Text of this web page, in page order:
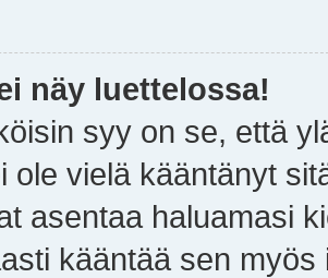
näy luettelossa!
syy on se, että
ole vielä kääntänyt
asentaa haluamasi
kääntää sen